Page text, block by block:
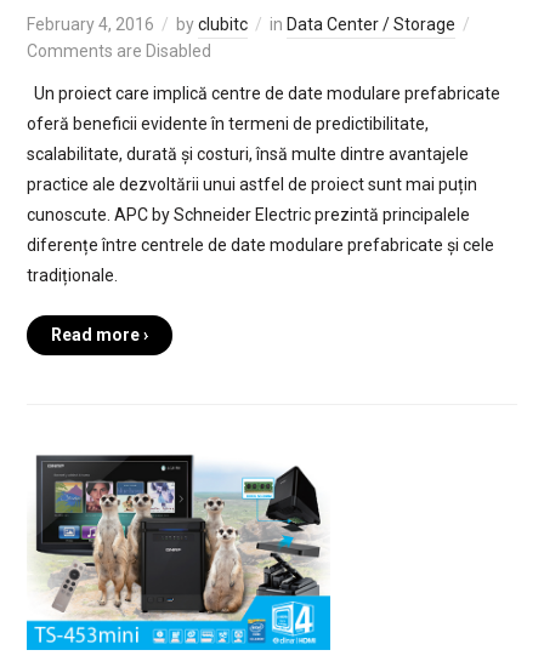
February 4, 2016 byclubitc in Data Center / Storage
Comments are Disabled
Un proiect care implică centre de date modulare prefabricate
oferă beneficii evidente în termeni de predictibilitate,
scalabilitate, durată și costuri, însă multe dintre avantajele
practice ale dezvoltării unui astfel de proiect sunt mai puțin
cunoscute. APC by Schneider Electric prezintă principalele
diferențe între centrele de date modulare prefabricate și cele
tradiționale.
Read more ›